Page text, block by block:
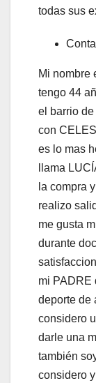
todas sus
Mi nombre
tengo 44
el barrio
con
es lo mas
llama
la compra
realizo
me gusta
durante
mi PADRE
deporte de
considero
darle una
también
considero